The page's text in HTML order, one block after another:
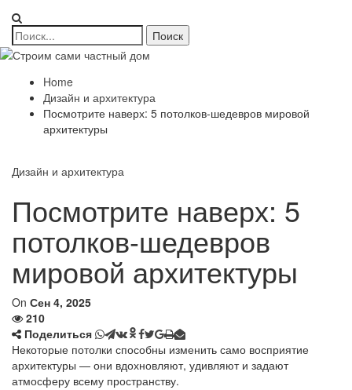
Home
Дизайн и архитектура
Посмотрите наверх: 5 потолков-шедевров мировой
архитектуры
Дизайн и архитектура
Посмотрите наверх: 5
потолков-шедевров
мировой архитектуры
On Сен 4, 2025
210
Поделиться
Некоторые потолки способны изменить само восприятие
архитектуры — они вдохновляют, удивляют и задают
атмосферу всему пространству.